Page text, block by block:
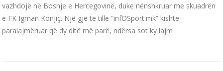
vazhdojë në Bosnje e Hercegovinë, duke nënshkruar me skuadrën
e FK Igman Konjiç. Një gjë të tillë “infOSport.mk” kishte
paralajmëruar që dy ditë më parë, ndërsa sot ky lajm